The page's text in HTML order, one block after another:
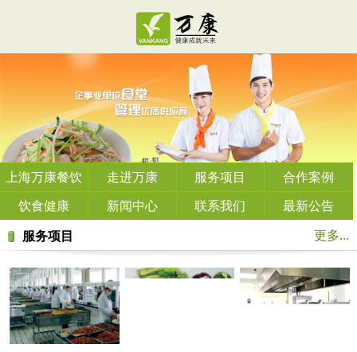
上海万康餐饮
管理有限公司
走进万康 服务项目 合作案例
饮食健康 新闻中心 联系我们 最新公告
更多...
服务项目